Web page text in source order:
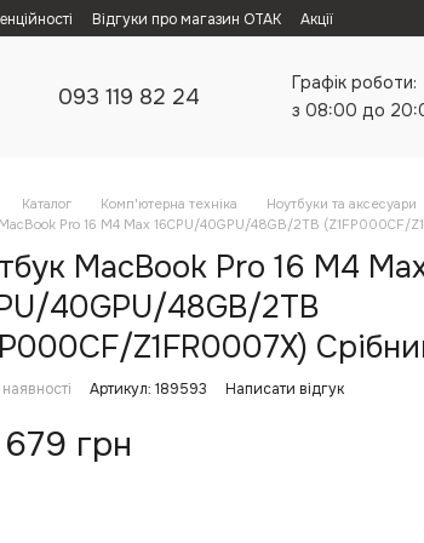
Відгуки про магазин ОТАК Акції
093 119 82 24
Графік роботи:
з 08:00 до
Каталог Комп'ютерна техніка Ноутбуки та аксесуари
Pro 16 M4 Max 16CPU/40GPU/48GB/2TB (Z1FP000CF/
MacBook Pro 16 M4
40GPU/48GB/2TB
Z1FR0007X)
Артикул: 189593 Написати відгук
грн